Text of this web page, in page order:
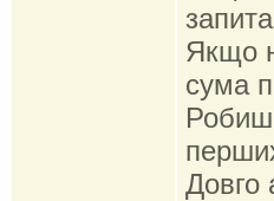
Якщо
сума
Робиш
Довго